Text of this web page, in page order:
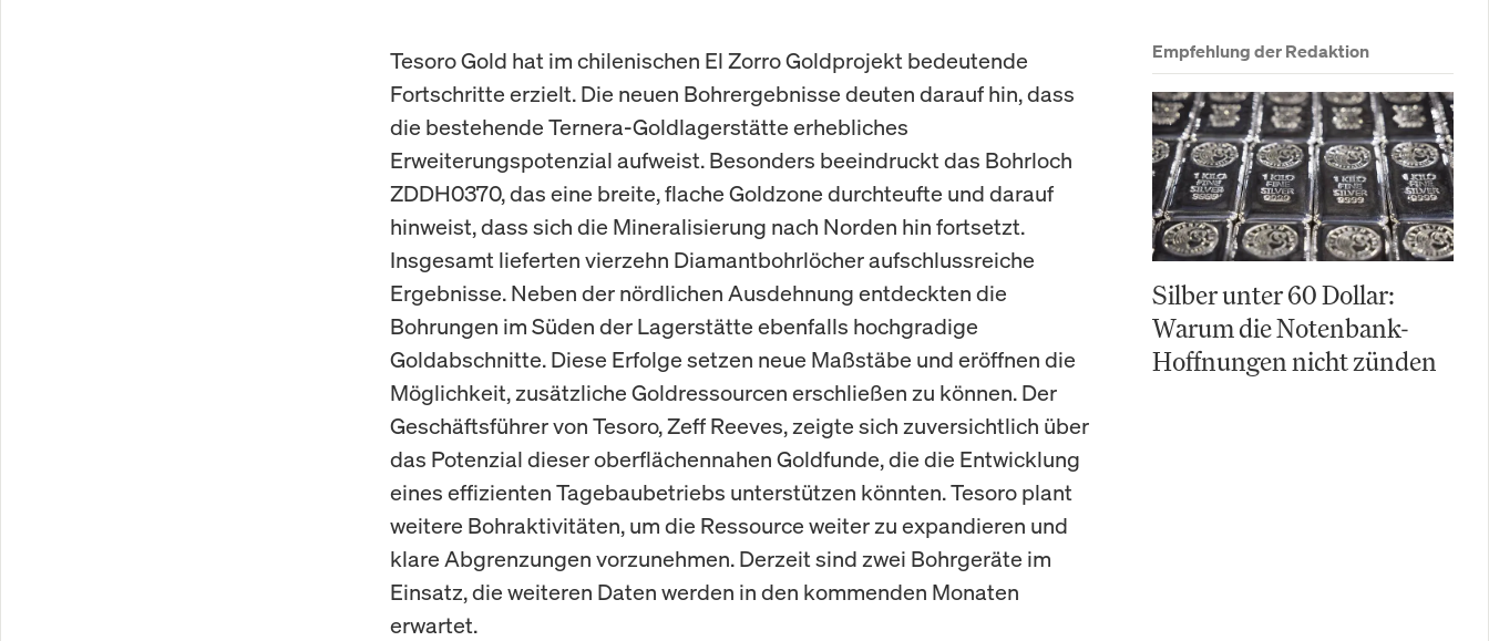
Tesoro Gold hat im chilenischen El Zorro Goldprojekt bedeutende
Fortschritte erzielt. Die neuen Bohrergebnisse deuten darauf hin, dass
die bestehende Ternera-Goldlagerstätte erhebliches
Erweiterungspotenzial aufweist. Besonders beeindruckt das Bohrloch
ZDDH0370, das eine breite, flache Goldzone durchteufte und darauf
hinweist, dass sich die Mineralisierung nach Norden hin fortsetzt.
Insgesamt lieferten vierzehn Diamantbohrlöcher aufschlussreiche
Ergebnisse. Neben der nördlichen Ausdehnung entdeckten die
Bohrungen im Süden der Lagerstätte ebenfalls hochgradige
Goldabschnitte. Diese Erfolge setzen neue Maßstäbe und eröffnen die
Möglichkeit, zusätzliche Goldressourcen erschließen zu können. Der
Geschäftsführer von Tesoro, Zeff Reeves, zeigte sich zuversichtlich über
das Potenzial dieser oberflächennahen Goldfunde, die die Entwicklung
eines effizienten Tagebaubetriebs unterstützen könnten. Tesoro plant
weitere Bohraktivitäten, um die Ressource weiter zu expandieren und
klare Abgrenzungen vorzunehmen. Derzeit sind zwei Bohrgeräte im
Einsatz, die weiteren Daten werden in den kommenden Monaten
erwartet.
Empfehlung der Redaktion
Silber unter 60 Dollar:
Warum die Notenbank-
Hoffnungen nicht zünden